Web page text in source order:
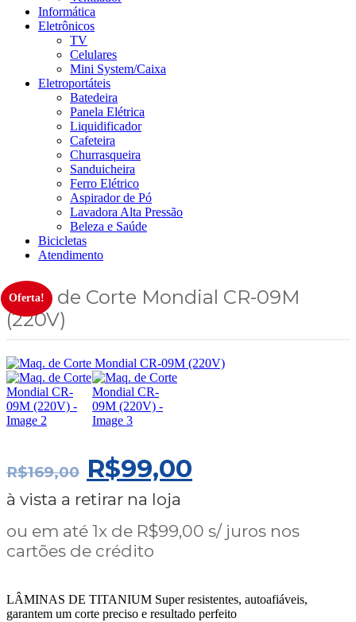
Informática
Eletrônicos
TV
Celulares
Mini System/Caixa
Eletroportáteis
Batedeira
Panela Elétrica
Liquidificador
Cafeteira
Churrasqueira
Sanduicheira
Ferro Elétrico
Aspirador de Pó
Lavadora Alta Pressão
Beleza e Saúde
Bicicletas
Atendimento
Maq. de Corte Mondial CR-09M
(220V)
Oferta!
R$169,00 O
PREÇO
ORIGINAL
ERA:
R$169,00.
R$99,00
ATUAL
R$99,00.
à vista a retirar na loja
ou em até 1x de R$99,00 s/ juros nos
cartões de crédito
LÂMINAS DE TITANIUM Super resistentes, autoafiáveis,
garantem um corte preciso e resultado perfeito